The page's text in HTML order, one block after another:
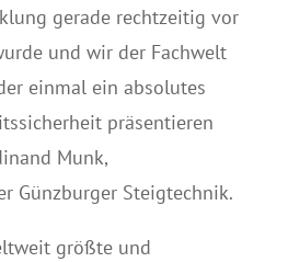
gerade rechtzeitig vor
und wir der Fachwelt
einmal ein absolutes
präsentieren
Munk,
Günzburger Steigtechnik.
größte und